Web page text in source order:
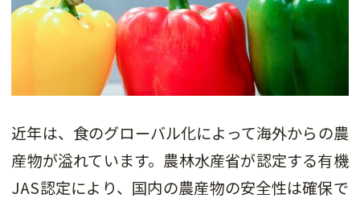
近年は、食のグローバル化によって海外からの農
産物が溢れています。農林水産省が認定する有機
JAS認定により、国内の農産物の安全性は確保で